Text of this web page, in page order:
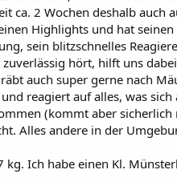
ca. 2 Wochen deshalb auch
Highlights und hat
sein blitzschnelles
hört, hilft uns
auch super gerne nach
reagiert auf alles, was
(kommt aber
Alles andere in der
kg. Ich habe einen Kl.